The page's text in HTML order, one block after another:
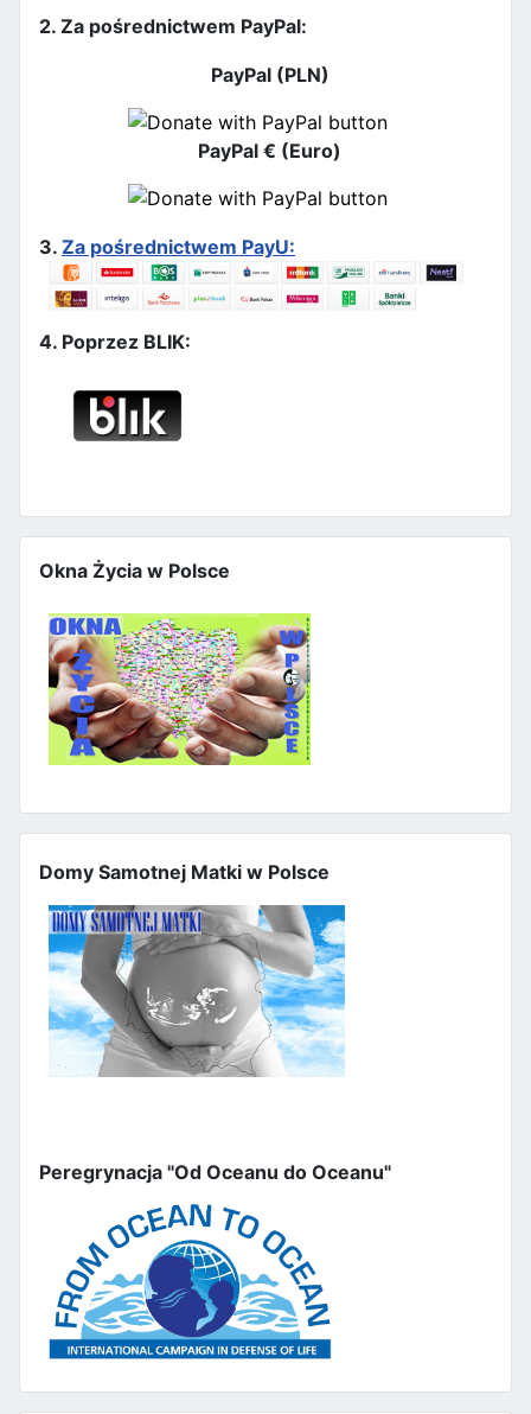
2. Za pośrednictwem PayPal:
PayPal (PLN)
PayPal € (Euro)
3. Za pośrednictwem PayU:
4. Poprzez BLIK:
Okna Życia w Polsce
Domy Samotnej Matki w Polsce
Peregrynacja "Od Oceanu do Oceanu"